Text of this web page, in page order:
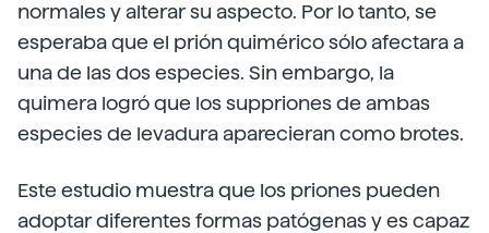
normales y alterar su aspecto. Por lo tanto, se
esperaba que el prión quimérico sólo afectara a
una de las dos especies. Sin embargo, la
quimera logró que los suppriones de ambas
especies de levadura aparecieran como brotes.
Este estudio muestra que los priones pueden
adoptar diferentes formas patógenas y es capaz